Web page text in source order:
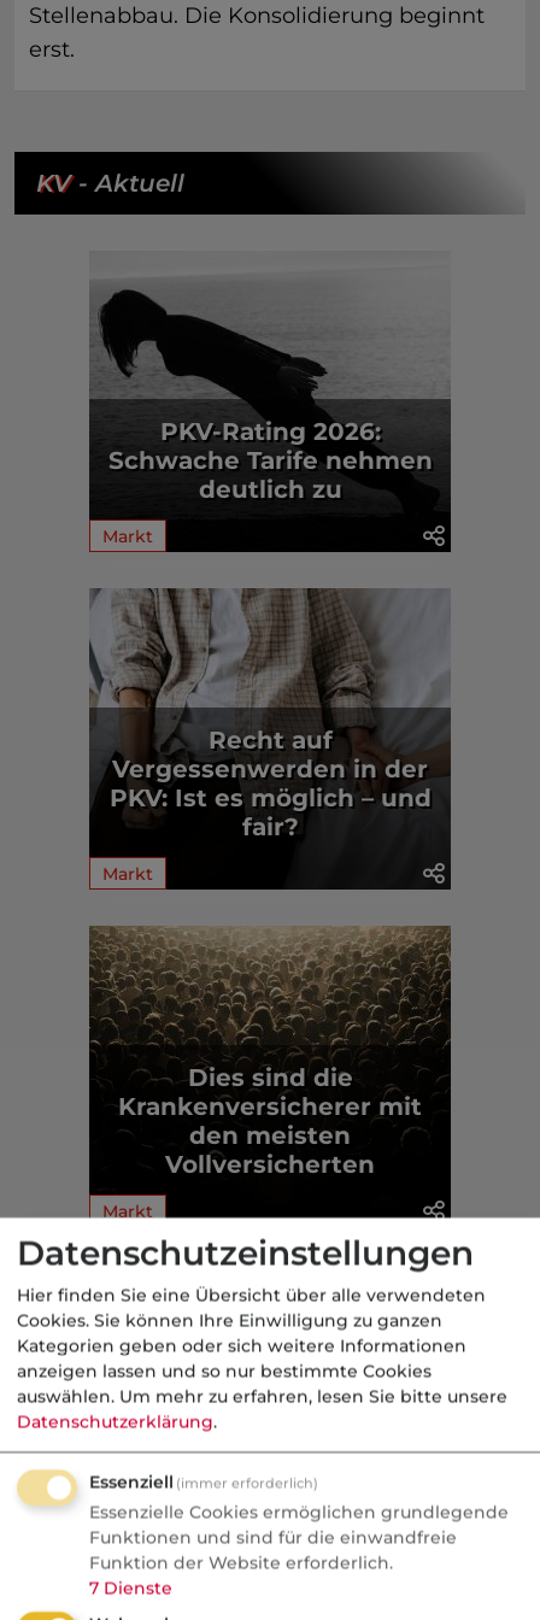
Stellenabbau. Die Konsolidierung beginnt
erst.
KV- Aktuell
PKV-Rating 2026:
Schwache Tarife nehmen
deutlich zu
Markt
Recht auf
Vergessenwerden in der
PKV: Ist es möglich – und
fair?
Markt
Dies sind die
Krankenversicherer mit
den meisten
Vollversicherten
Markt
Aus der dvb-Redaktion
Politik
Nachrichten
"Das Außensteuergesetz ist
einzig und allein da, um dich
zu bestrafen"
Dreistelliger Millionenbescheid aus Liebe:
Steuerexperte Philip Nürnberg über
Datenschutzeinstellungen
Hier finden Sie eine Übersicht über alle verwendeten
Cookies. Sie können Ihre Einwilligung zu ganzen
Kategorien geben oder sich weitere Informationen
anzeigen lassen und so nur bestimmte Cookies
auswählen. Um mehr zu erfahren, lesen Sie bitte unsere
Datenschutzerklärung.
Essenziell (immer erforderlich)
Essenzielle Cookies ermöglichen grundlegende
Funktionen und sind für die einwandfreie
Funktion der Website erforderlich.
7 Dienste